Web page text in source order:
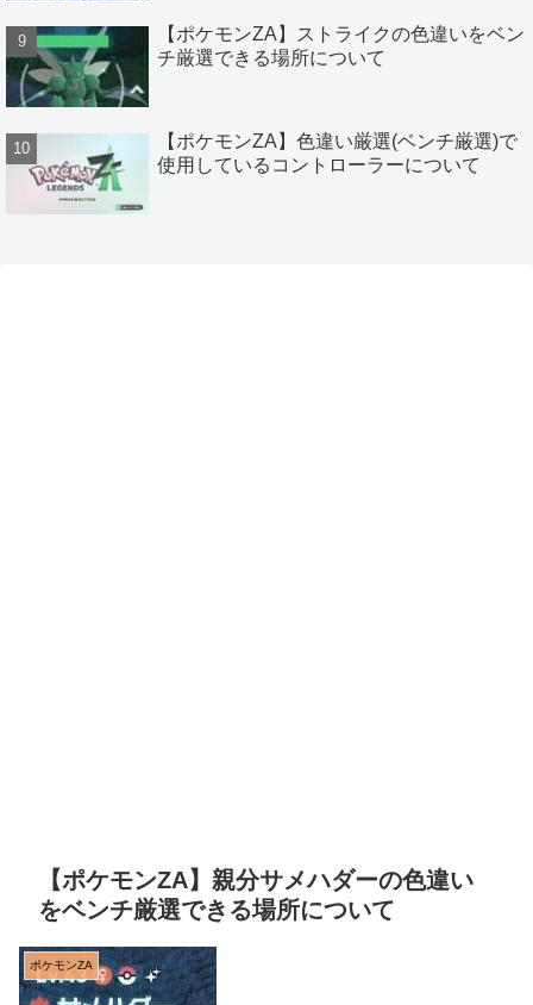
【ポケモンZA】ストライクの色違いをベン
チ厳選できる場所について
【ポケモンZA】色違い厳選(ベンチ厳選)で
使用しているコントローラーについて
【ポケモンZA】親分サメハダーの色違い
をベンチ厳選できる場所について
ポケモンZA